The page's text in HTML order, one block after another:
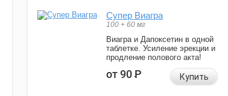
Супер Виагра
100 + 60 мг
Виагра и Дапоксетин в одной
таблетке. Усиление эрекции и
продление полового акта!
от 90Р Купить